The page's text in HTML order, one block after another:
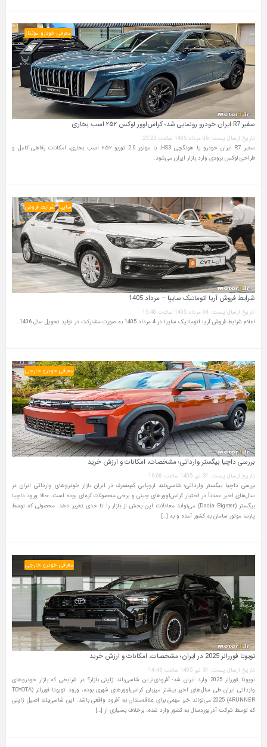
معرفی خودرو مونتاژ
سفیر R7 ایران خودرو رونمایی شد؛ کراس‌اوور لوکس ۲۵۲ اسب بخاری
تاریخ ارسال پست: 06 مرداد 1405 ساعت 23:23
سفیر R7 ایران خودرو یا هونگچی HS3، با موتور 2.0 توربو ۲۵۲ اسب بخاری، امکانات رفاهی کامل و
طراحی لوکس بزودی وارد بازار ایران می‌شود.
سایپا شرایط فروش
شرایط فروش آریا اتوماتیک سایپا – مرداد 1405
تاریخ ارسال پست: 04 مرداد 1405 ساعت 15:48
اعلام شرایط فروش آریا اتوماتیک سایپا در 4 مرداد 1405 به صورت مشارکت در تولید تحویل سال 1406…
معرفی خودرو خارجی
بررسی داچیا بیگستر وارداتی؛ مشخصات، امکانات و ارزش خرید
تاریخ ارسال پست: 31 تیر 1405 ساعت 16:08
بررسی داچیا بیگستر وارداتی؛ شاسی‌بلند اروپایی کم‌مصرف در ایران بازار خودروهای وارداتی ایران در
سال‌های اخیر عمدتاً در اختیار کراس‌اوورهای چینی و برخی محصولات کره‌ای بوده است. حالا ورود داچیا
بیگستر (Dacia Bigster) می‌تواند معادلات این بخش از بازار را تا حدی تغییر دهد. محصولی که توسط
پارسا موتور سامان به کشور آمده و به […]
معرفی خودرو خارجی
تویوتا فوررانر 2025 در ایران؛ مشخصات، امکانات و ارزش خرید
تاریخ ارسال پست: 31 تیر 1405 ساعت 14:43
تویوتا فوررانر 2025 وارد ایران شد؛ آفرودی‌ترین شاسی‌بلند ژاپنی بازار؟ در شرایطی که بازار خودروهای
وارداتی ایران طی سال‌های اخیر بیشتر میزبان کراس‌اوورهای شهری بوده، ورود تویوتا فوررانر (TOYOTA
4RUNNER) 2025 می‌تواند خبر مهمی برای علاقه‌مندان به آفرود واقعی باشد. این شاسی‌بلند اصیل ژاپنی
که توسط شرکت آذریوردسال به کشور وارد شده، برخلاف بسیاری از […]